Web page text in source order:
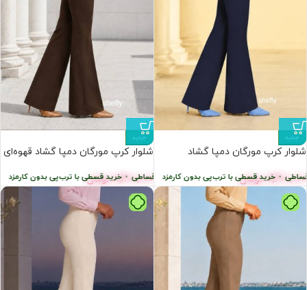
پرداخت اقساطی • خرید قسطی با ترب‌پی • خرید قسطی با ترب‌پی بدون کارمزد
جدید
شلوار کرپ مورگان دمپا گشاد
8,400,000 تومان پرداخت اقساطی • خرید قسطی با ترب‌پی بدون کارمزد ترب‌پی بدون کارمزد
جدید
شلوار کرپ مورگان دمپا گشاد قهوه‌ای
8,400,000 تومان